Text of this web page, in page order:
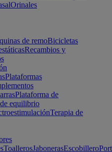
Orinales
de remoBicicletas
Recambios y
Plataformas
Plataforma de
equilibrio
Terapia de
ToallerosJabonerasEscobillero